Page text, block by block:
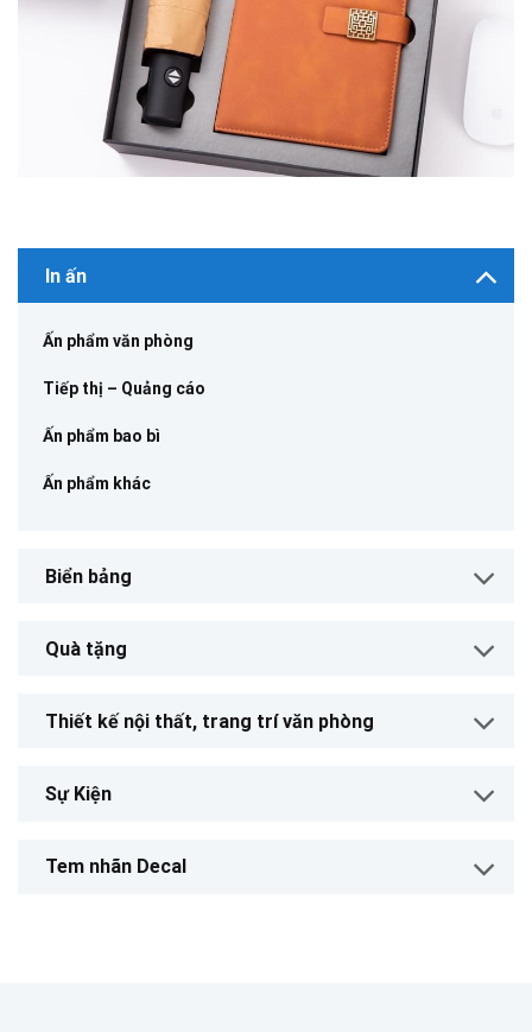
In ấn
Ấn phẩm văn phòng
Tiếp thị – Quảng cáo
Ấn phẩm bao bì
Ấn phẩm khác
Biển bảng
Quà tặng
Thiết kế nội thất, trang trí văn phòng
Sự Kiện
Tem nhãn Decal